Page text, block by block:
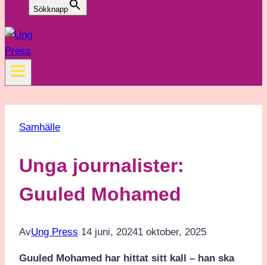
Sökknapp
Samhälle
Unga journalister:
Guuled Mohamed
AvUng Press 14 juni, 20241 oktober, 2025
Guuled Mohamed har hittat sitt kall – han ska